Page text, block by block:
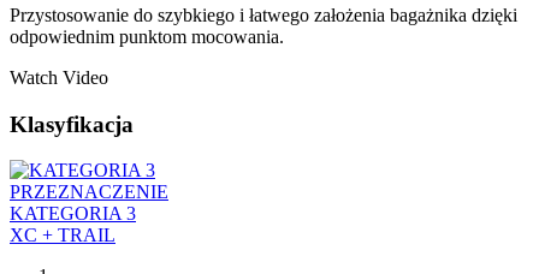
Przystosowanie do szybkiego i łatwego założenia bagażnika dzięki
odpowiednim punktom mocowania.
Watch Video
Klasyfikacja
PRZEZNACZENIE
KATEGORIA 3
XC + TRAIL